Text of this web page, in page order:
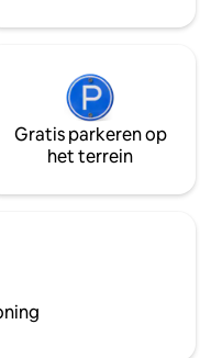
in Udaipur.
Gratis parkeren op
het terrein